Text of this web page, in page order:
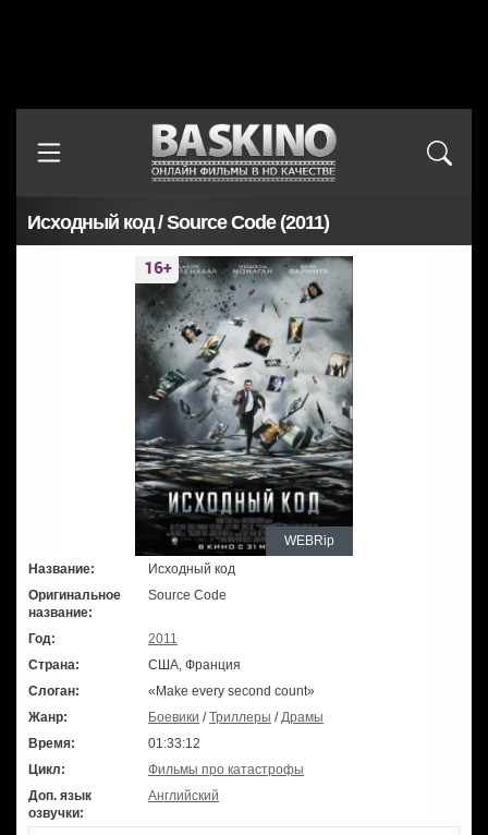
Исходный код / Source Code (2011)
WEBRip
Название:
Исходный код
Оригинальное
название:
Source Code
Год:
2011
Страна:
США, Франция
Слоган:
«Make every second count»
Жанр:
Боевики /Триллеры / Драмы
Время:
01:33:12
Цикл:
Фильмы про катастрофы
Доп. язык
озвучки:
Английский